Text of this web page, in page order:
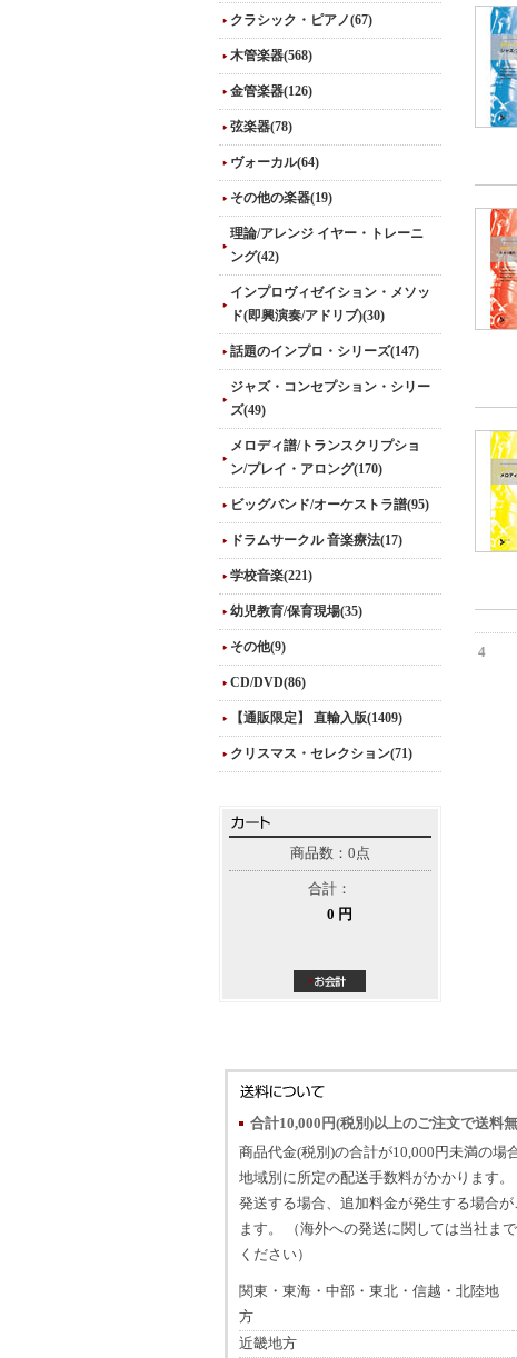
クラシック・ピアノ(67)
木管楽器(568)
金管楽器(126)
弦楽器(78)
ヴォーカル(64)
その他の楽器(19)
理論/アレンジ イヤー・トレーニ
ング(42)
インプロヴィゼイション・メソッ
ド(即興演奏/アドリブ)(30)
話題のインプロ・シリーズ(147)
ジャズ・コンセプション・シリー
ズ(49)
メロディ譜/トランスクリプショ
ン/プレイ・アロング(170)
ビッグバンド/オーケストラ譜(95)
ドラムサークル 音楽療法(17)
学校音楽(221)
幼児教育/保育現場(35)
その他(9)
CD/DVD(86)
【通販限定】 直輸入版(1409)
クリスマス・セレクション(71)
商品数：0点
合計：
0 円
4
合計10,000円(税別)以上のご注文で送料
商品代金(税別)の合計が10,000円未満の場
地域別に所定の配送手数料がかかります。
発送する場合、追加料金が発生する場合が
ます。 （海外への発送に関しては当社ま
ください）
関東・東海・中部・東北・信越・北陸地
方
近畿地方